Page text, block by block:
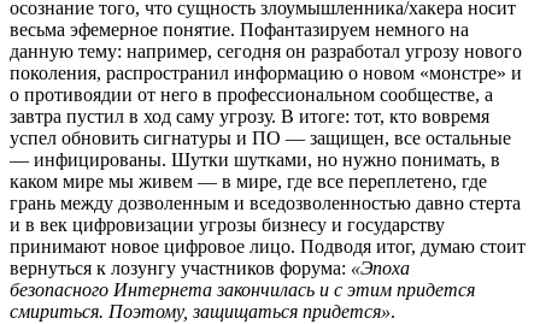
осознание того, что сущность злоумышленника/хакера носит
весьма эфемерное понятие. Пофантазируем немного на
данную тему: например, сегодня он разработал угрозу нового
поколения, распространил информацию о новом «монстре» и
о противоядии от него в профессиональном сообществе, а
завтра пустил в ход саму угрозу. В итоге: тот, кто вовремя
успел обновить сигнатуры и ПО — защищен, все остальные
— инфицированы. Шутки шутками, но нужно понимать, в
каком мире мы живем — в мире, где все переплетено, где
грань между дозволенным и вседозволенностью давно стерта
и в век цифровизации угрозы бизнесу и государству
принимают новое цифровое лицо. Подводя итог, думаю стоит
вернуться к лозунгу участников форума: «Эпоха
безопасного Интернета закончилась и с этим придется
смириться. Поэтому, защищаться придется».